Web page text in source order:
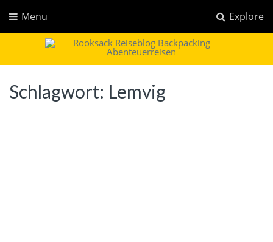
Explore
Menu
Rooksack
Reiseblog für Backpacking in Europa und der Welt
Schlagwort: Lemvig